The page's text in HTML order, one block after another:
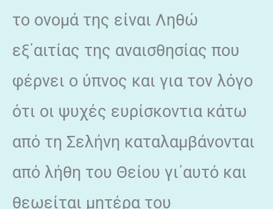
το ονομά της είναι Ληθώ
εξ΄αιτίας της αναισθησίας που
φέρνει ο ύπνος και για τον λόγο
ότι οι ψυχές ευρίσκοντια κάτω
από τη Σελήνη καταλαμβάνονται
από λήθη του Θείου γι΄αυτό και
θεωείται μητέρα του